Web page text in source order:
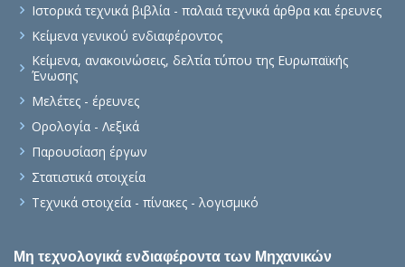
Ιστορικά τεχνικά βιβλία - παλαιά τεχνικά άρθρα και έρευνες
Κείμενα γενικού ενδιαφέροντος
Κείμενα, ανακοινώσεις, δελτία τύπου της Ευρωπαϊκής
Ένωσης
Μελέτες - έρευνες
Ορολογία - Λεξικά
Παρουσίαση έργων
Στατιστικά στοιχεία
Τεχνικά στοιχεία - πίνακες - λογισμικό
Μη τεχνολογικά ενδιαφέροντα των Μηχανικών